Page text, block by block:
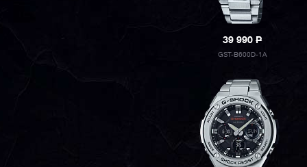
39 990P
GST-B600D-1A